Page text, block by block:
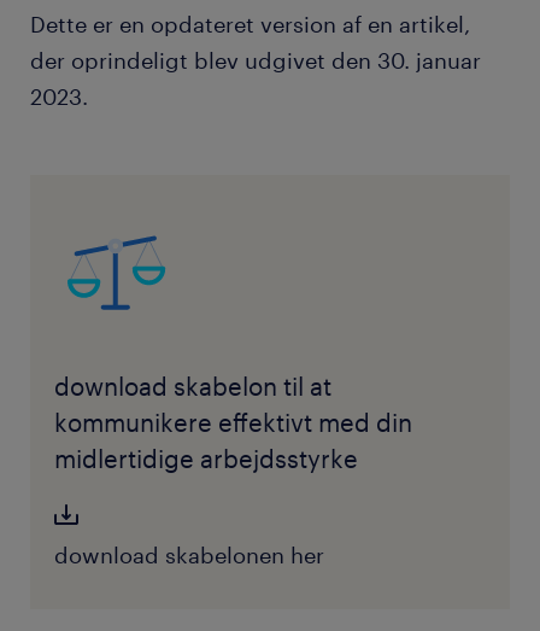
Dette er en opdateret version af en artikel,
der oprindeligt blev udgivet den 30. januar
2023.
download skabelon til at
kommunikere effektivt med din
midlertidige arbejdsstyrke
download skabelonen her